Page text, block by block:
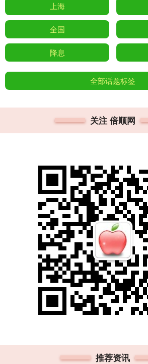
上海
全国
降息
全部话题标签
关注 倍顺网
推荐资讯